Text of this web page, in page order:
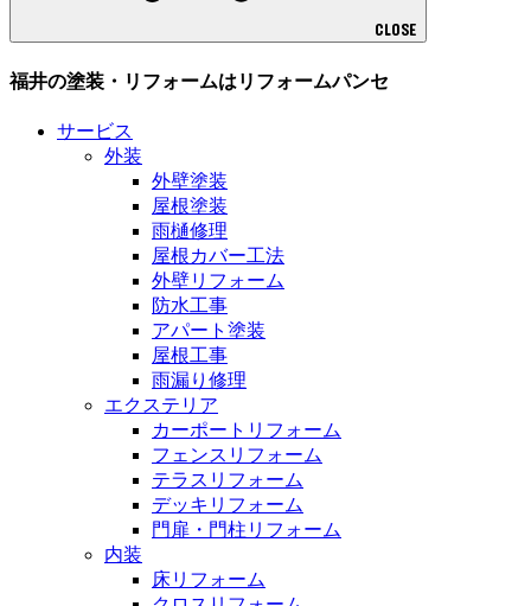
CLOSE
福井の塗装・リフォームはリフォームパンセ
サービス
外装
外壁塗装
屋根塗装
雨樋修理
屋根カバー工法
外壁リフォーム
防水工事
アパート塗装
屋根工事
雨漏り修理
エクステリア
カーポートリフォーム
フェンスリフォーム
テラスリフォーム
デッキリフォーム
門扉・門柱リフォーム
内装
床リフォーム